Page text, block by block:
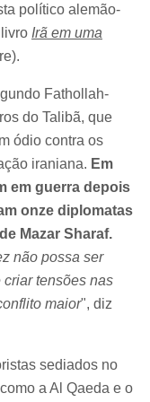
político alemão-
Irã em uma
Fathollah-
do Talibã, que
ódio contra os
iraniana. Em
em guerra depois
onze diplomatas
Mazar Sharaf.
não possa ser
tensões nas
maior", diz
sediados no
a Al Qaeda e o